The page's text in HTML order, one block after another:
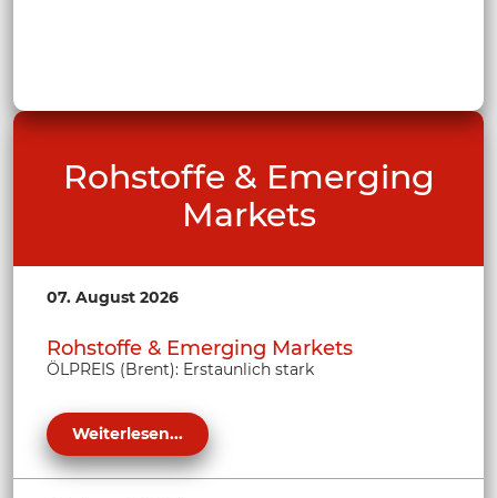
Rohstoffe & Emerging
Markets
07. August 2026
Rohstoffe & Emerging Markets
ÖLPREIS (Brent): Erstaunlich stark
Weiterlesen...